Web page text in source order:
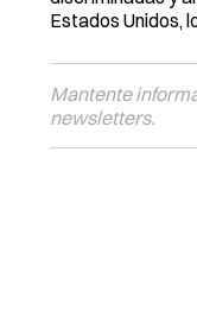
Estados Unidos,
Mantente
newsletters.